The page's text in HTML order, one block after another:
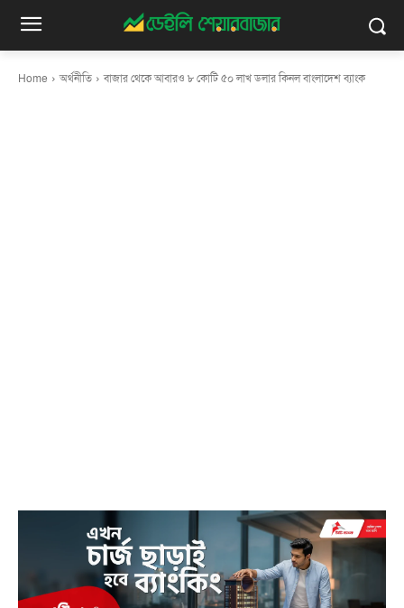
Home অর্থনীতি বাজার থেকে আবারও ৮ কোটি ৫০ লাখ ডলার কিনল বাংলাদেশ ব্যাংক